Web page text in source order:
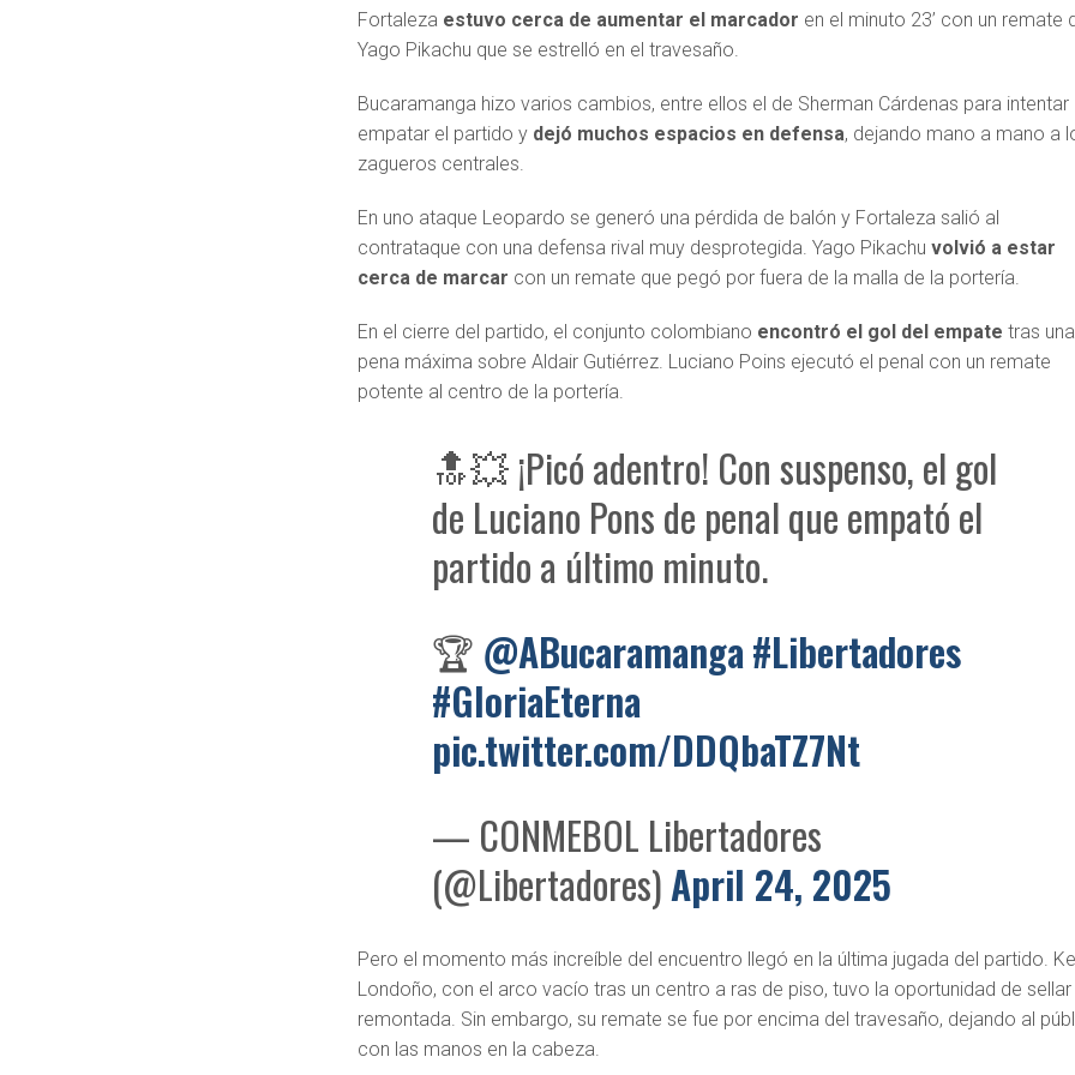
Fortaleza estuvo cerca de aumentar el marcador en el minuto 23’ con un remate
Yago Pikachu que se estrelló en el travesaño.
Bucaramanga hizo varios cambios, entre ellos el de Sherman Cárdenas para intentar
empatar el partido y dejó muchos espacios en defensa, dejando mano a mano a
zagueros centrales.
En uno ataque Leopardo se generó una pérdida de balón y Fortaleza salió al
contrataque con una defensa rival muy desprotegida. Yago Pikachuvolvió a estar
cerca de marcar con un remate que pegó por fuera de la malla de la portería.
En el cierre del partido, el conjunto colombiano encontró el gol del empate tras una
pena máxima sobre Aldair Gutiérrez. Luciano Poins ejecutó el penal con un remate
potente al centro de la portería.
🔝💥 ¡Picó adentro! Con suspenso, el gol
de Luciano Pons de penal que empató el
partido a último minuto.
🏆 @ABucaramanga#Libertadores
#GloriaEterna
pic.twitter.com/DDQbaTZ7Nt
— CONMEBOL Libertadores
(@Libertadores)April 24, 2025
Pero el momento más increíble del encuentro llegó en la última jugada del partido.
Londoño, con el arco vacío tras un centro a ras de piso, tuvo la oportunidad de sellar
remontada. Sin embargo, su remate se fue por encima del travesaño, dejando al
con las manos en la cabeza.